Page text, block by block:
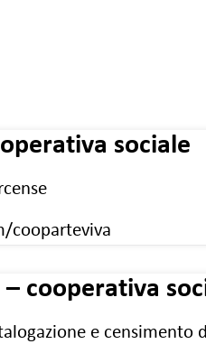
sociale
cooparteviva
cooperativa
e censimento